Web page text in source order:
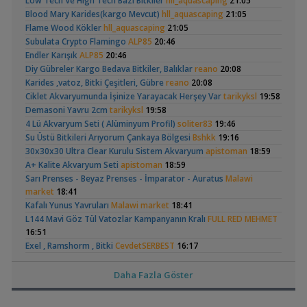
Yeni Üye Forumu
Büyükşehir Belediyesi Çalışıyor,gece 3 😊 MasterChiefHakan
10:09
Yeni Üye Forumu
Bitkili Tankda Led Kullanımı
Işık CO2 ve Ekipmanlar
Dıy - Akvaryum Aydınlatması Hakkında Bilgi
Yeni Üye Forumu
130 Lt 50+ Lepistes İçin8.500 Tl Bütçeli Dışfiltre
00:15
Yeni Üye Forumu
Catappa YetişiyorumRafayel,22:46
Bitki Türleri ve Bakımı
Akvaredden Gelen Bitkiler Sufisu,21:48
Bitki Türleri ve Bakımı
30x20x20 akvaristsaglam,20:15
Akvaryum Tanıtımı
Japon Balığım Yüzeyde Hava Almaya Çalışıyor
18:01
Karides Akvaryumu: Karideslerim Ölüyor
Vlog
Apistogramma
Hongsloi Çiftim Ve
Yavruları
(4)
Betta Antuta
Ramshorn Hakkında
Her Şey
(200 Litre)
Akvaryumu
Leonardit Zeminli
Akvaryum Kurulumu
Blood Mary Karides(kargo Mevcut) hll_aquascaping 21:05
Flame Wood Köklerhll_aquascaping 21:05
Subulata Crypto Flamingo ALP85 20:46
Endler KarışıkALP85 20:46
Diy Gübreler Kargo Bedava Bitkiler, Balıklarreano 20:08
Karides ,vatoz, Bitki Çeşitleri, Gübre reano 20:08
Ciklet Akvaryumunda İşinize Yarayacak Herşey Vartarikyksl 19:58
Demasoni Yavru 2cm tarikyksl 19:58
4 Lü Akvaryum Seti ( Alüminyum Profil) soliter83 19:46
Su Üstü Bitkileri Arıyorum Çankaya Bölgesi Bshkk 19:16
30x30x30 Ultra Clear Kurulu Sistem Akvaryum apistoman 18:59
A+ Kalite Akvaryum Seti apistoman 18:59
Sarı Prenses - Beyaz Prenses - İmparator - Auratus Malawi
market 18:41
Kafalı Yunus Yavruları Malawi market 18:41
L144 Mavi Göz Tül Vatozlar Kampanyanın Kralı FULL RED MEHMET
16:51
Exel , Ramshorm , Bitki CevdetSERBEST 16:17
CevdetSERBEST16:17
Mikrofex & Su Piresi & Mikrokurtscorpion2616:05
Daha Fazla Göster